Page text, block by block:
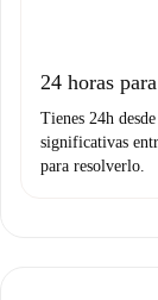
no nos
24 horas
Tienes 24h
significativas
para resolverlo.